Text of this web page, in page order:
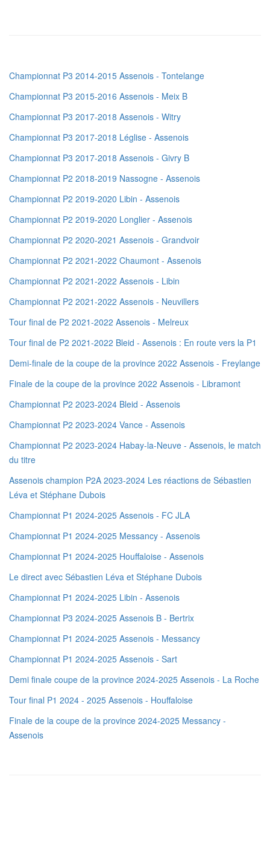
Championnat P3 2014-2015 Assenois - Tontelange
Championnat P3 2015-2016 Assenois - Meix B
Championnat P3 2017-2018 Assenois - Witry
Championnat P3 2017-2018 Léglise - Assenois
Championnat P3 2017-2018 Assenois - Givry B
Championnat P2 2018-2019 Nassogne - Assenois
Championnat P2 2019-2020 Libin - Assenois
Championnat P2 2019-2020 Longlier - Assenois
Championnat P2 2020-2021 Assenois - Grandvoir
Championnat P2 2021-2022 Chaumont - Assenois
Championnat P2 2021-2022 Assenois - Libin
Championnat P2 2021-2022 Assenois - Neuvillers
Tour final de P2 2021-2022 Assenois - Melreux
Tour final de P2 2021-2022 Bleid - Assenois : En route vers la P1
Demi-finale de la coupe de la province 2022 Assenois - Freylange
Finale de la coupe de la province 2022 Assenois - Libramont
Championnat P2 2023-2024 Bleid - Assenois
Championnat P2 2023-2024 Vance - Assenois
Championnat P2 2023-2024 Habay-la-Neuve - Assenois, le match
du titre
Assenois champion P2A 2023-2024 Les réactions de Sébastien
Léva et Stéphane Dubois
Championnat P1 2024-2025 Assenois - FC JLA
Championnat P1 2024-2025 Messancy - Assenois
Championnat P1 2024-2025 Houffaloise - Assenois
Le direct avec Sébastien Léva et Stéphane Dubois
Championnat P1 2024-2025 Libin - Assenois
Championnat P3 2024-2025 Assenois B - Bertrix
Championnat P1 2024-2025 Assenois - Messancy
Championnat P1 2024-2025 Assenois - Sart
Demi finale coupe de la province 2024-2025 Assenois - La Roche
Tour final P1 2024 - 2025 Assenois - Houffaloise
Finale de la coupe de la province 2024-2025 Messancy -
Assenois